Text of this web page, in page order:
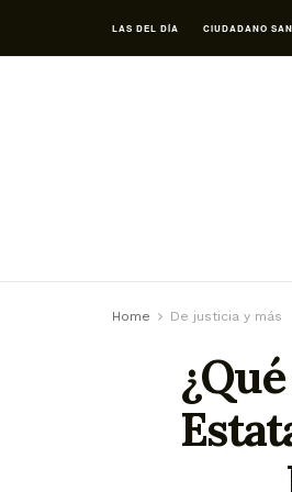
LAS DEL DÍA CIUDADANO
Home De justicia y más